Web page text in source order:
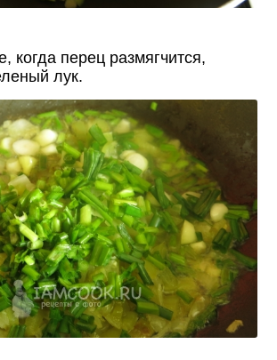
когда перец размягчится,
лук.